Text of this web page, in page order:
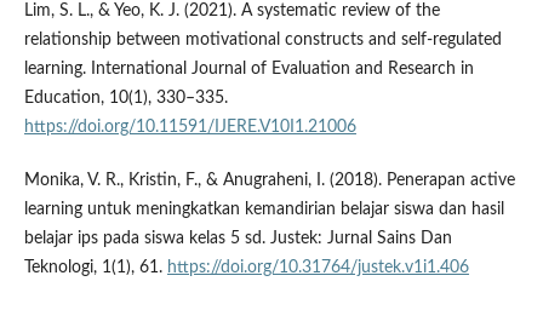
Lim, S. L., & Yeo, K. J. (2021). A systematic review of the
relationship between motivational constructs and self-regulated
learning. International Journal of Evaluation and Research in
Education, 10(1), 330–335.
https://doi.org/10.11591/IJERE.V10I1.21006
Monika, V. R., Kristin, F., & Anugraheni, I. (2018). Penerapan active
learning untuk meningkatkan kemandirian belajar siswa dan hasil
belajar ips pada siswa kelas 5 sd. Justek: Jurnal Sains Dan
Teknologi, 1(1), 61. https://doi.org/10.31764/justek.v1i1.406